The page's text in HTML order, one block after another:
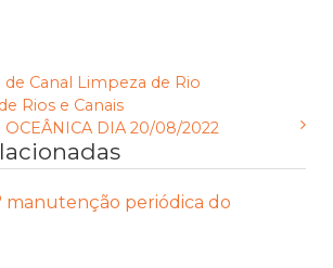
Canal
Limpeza de Rio
Rios e Canais
OCEÂNICA DIA 20/08/2022
manutenção periódica do